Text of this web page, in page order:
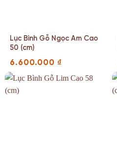
Lục Bình Gỗ Ngọc Am Cao
50 (cm)
6.600.000 ₫